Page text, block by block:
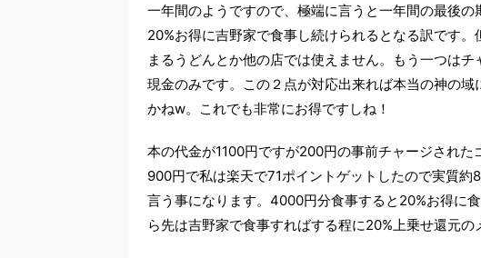
一年間のようですので、極端に言うと一年間の最後
20%お得に吉野家で食事し続けられるとなる訳です
まるうどんとか他の店では使えません。もう一つは
現金のみです。この２点が対応出来れば本当の神の
かねw。これでも非常にお得ですしね！
本の代金が1100円ですが200円の事前チャージされ
900円で私は楽天で71ポイントゲットしたので実質
言う事になります。4000円分食事すると20%お得に
ら先は吉野家で食事すればする程に20%上乗せ還元の